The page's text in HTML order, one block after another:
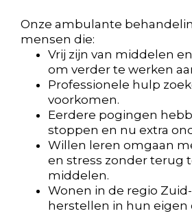
Onze ambulante
mensen die:
Vrij zijn van middelen
om verder te werken
Professionele hulp
voorkomen.
Eerdere pogingen
stoppen en nu extra
Willen leren omgaan
en stress zonder terug
middelen.
Wonen in de regio
herstellen in hun eigen